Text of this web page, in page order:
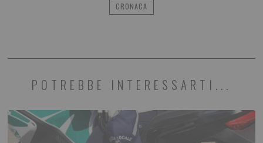
CRONACA
POTREBBE INTERESSARTI...